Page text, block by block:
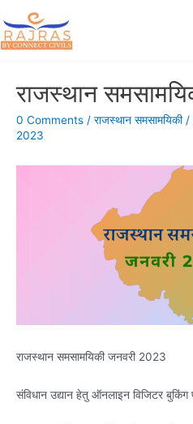
to
content
राजस्थान
0 Comments / राजस्थान समसामयिकी/
2023
राजस्थान समसामयिकी जनवरी 2023
संविधान उद्यान हेतु ऑनलाइन विजिटर बुकिंग